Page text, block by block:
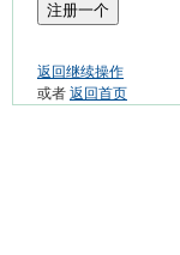
注册一个
返回继续操作
或者 返回首页